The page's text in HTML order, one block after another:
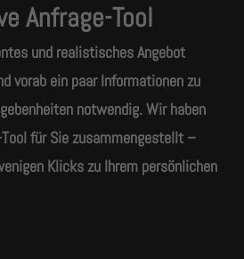
Anfrage-Tool
und realistisches Angebot
vorab ein paar Informationen zu
notwendig. Wir haben
für Sie zusammengestellt –
Klicks zu Ihrem persönlichen